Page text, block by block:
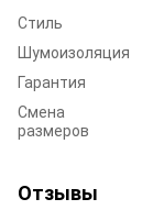
Стиль
Шумоизоляция
Гарантия
Смена
размеров
Отзывы